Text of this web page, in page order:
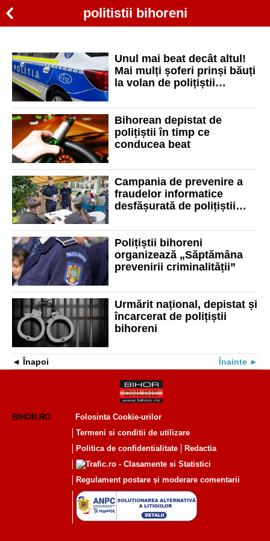
politistii bihoreni
Unul mai beat decât altul!
Mai mulți șoferi prinși băuți
la volan de polițiștii
Bihorean depistat de
polițiștii în timp ce
conducea beat
Campania de prevenire a
fraudelor informatice
desfășurată de polițiștii
Polițiștii bihoreni
organizează „Săptămâna
prevenirii criminalității”
Urmărit național, depistat și
încarcerat de polițiștii
bihoreni
Înapoi Înainte
BIHON.RO
Folosinta Cookie-urilor
Termeni si conditii de utilizare
Politica de confidentialitate
Redactia
Regulament postare și moderare comentarii